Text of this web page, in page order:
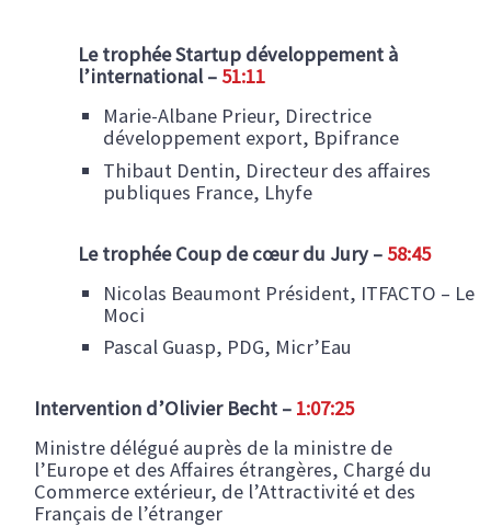
Le trophée Startup développement à
l’international – 51:11
Marie-Albane Prieur​, Directrice
développement export, Bpifrance​
Thibaut Dentin​, Directeur des affaires
publiques France​, Lhyfe
Le trophée Coup de cœur du Jury ​ – 58:45
Nicolas Beaumont​ Président, ITFACTO – Le
Moci​
Pascal Guasp, ​PDG​, Micr’Eau
Intervention d’Olivier Becht – 1:07:25
Ministre délégué auprès de la ministre de
l’Europe ​et des Affaires étrangères,​ Chargé du
Commerce extérieur, de l’Attractivité ​et des
Français de l’étranger​